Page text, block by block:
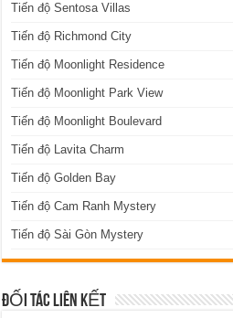
Tiến độ Sentosa Villas
Tiến độ Richmond City
Tiến độ Moonlight Residence
Tiến độ Moonlight Park View
Tiến độ Moonlight Boulevard
Tiến độ Lavita Charm
Tiến độ Golden Bay
Tiến độ Cam Ranh Mystery
Tiến độ Sài Gòn Mystery
ĐỐI TÁC LIÊN KẾT